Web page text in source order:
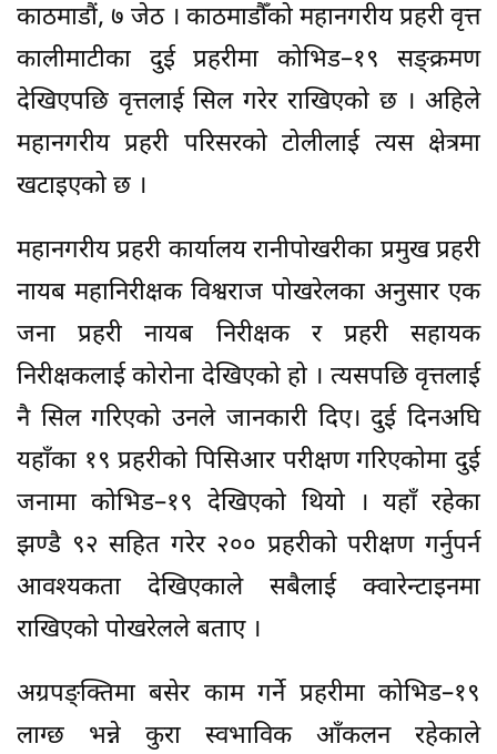
काठमाडौं, ७ जेठ । काठमाडौँको महानगरीय प्रहरी वृत्त
कालीमाटीका दुई प्रहरीमा कोभिड–१९ सङ्क्रमण
देखिएपछि वृत्तलाई सिल गरेर राखिएको छ । अहिले
महानगरीय प्रहरी परिसरको टोलीलाई त्यस क्षेत्रमा
खटाइएको छ ।
महानगरीय प्रहरी कार्यालय रानीपोखरीका प्रमुख प्रहरी
नायब महानिरीक्षक विश्वराज पोखरेलका अनुसार एक
जना प्रहरी नायब निरीक्षक र प्रहरी सहायक
निरीक्षकलाई कोरोना देखिएको हो । त्यसपछि वृत्तलाई
नै सिल गरिएको उनले जानकारी दिए। दुई दिनअघि
यहाँका १९ प्रहरीको पिसिआर परीक्षण गरिएकोमा दुई
जनामा कोभिड–१९ देखिएको थियो । यहाँ रहेका
झण्डै ९२ सहित गरेर २०० प्रहरीको परीक्षण गर्नुपर्न
आवश्यकता देखिएकाले सबैलाई क्वारेन्टाइनमा
राखिएको पोखरेलले बताए ।
अग्रपङ्क्तिमा बसेर काम गर्ने प्रहरीमा कोभिड–१९
लाग्छ भन्ने कुरा स्वभाविक आँकलन रहेकाले